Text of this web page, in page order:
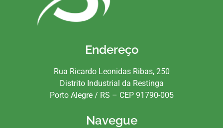
Endereço
Rua Ricardo Leonidas Ribas, 250
Distrito Industrial da Restinga
Porto Alegre / RS – CEP 91790-005
Navegue